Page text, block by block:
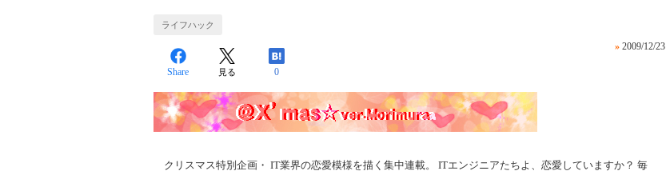
ライフハック
» 2009/12/23
Share 見る 0
クリスマス特別企画・ IT業界の恋愛模様を描く集中連載。 ITエンジニアたちよ、恋愛していますか？ 毎